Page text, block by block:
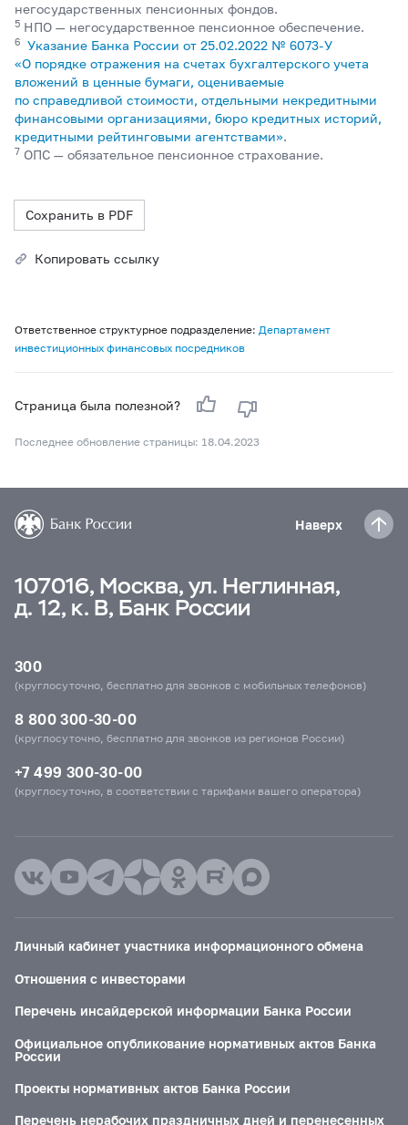
негосударственных пенсионных фондов.
5 НПО — негосударственное пенсионное обеспечение.
6 Указание Банка России от 25.02.2022 № 6073-У
«О порядке отражения на счетах бухгалтерского учета
вложений в ценные бумаги, оцениваемые
по справедливой стоимости, отдельными некредитными
финансовыми организациями, бюро кредитных историй,
кредитными рейтинговыми агентствами».
7 ОПС — обязательное пенсионное страхование.
Сохранить в PDF
Копировать ссылку
Ответственное структурное подразделение: Департамент
инвестиционных финансовых посредников
Страница была полезной?
Последнее обновление страницы: 18.04.2023
Наверх
107016, Москва, ул. Неглинная,
д. 12, к. В, Банк России
300
(круглосуточно, бесплатно для звонков с мобильных телефонов)
8 800 300-30-00
(круглосуточно, бесплатно для звонков из регионов России)
+7 499 300-30-00
(круглосуточно, в соответствии с тарифами вашего оператора)
Личный кабинет участника информационного обмена
Отношения с инвесторами
Перечень инсайдерской информации Банка России
Официальное опубликование нормативных актов Банка
России
Проекты нормативных актов Банка России
Перечень нерабочих праздничных дней и перенесенных